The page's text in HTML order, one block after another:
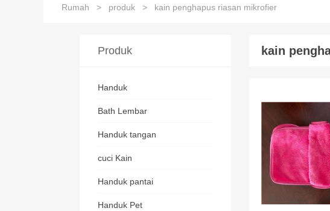
Rumah > produk > kain penghapus riasan mikrofier
kain
Produk
Handuk
Bath Lembar
Handuk tangan
cuci Kain
Handuk pantai
Handuk Pet